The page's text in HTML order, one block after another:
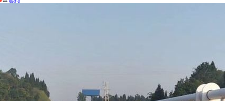
·知识科普